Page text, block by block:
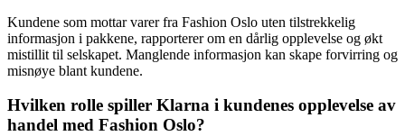
Kundene som mottar varer fra Fashion Oslo uten tilstrekkelig
informasjon i pakkene, rapporterer om en dårlig opplevelse og økt
mistillit til selskapet. Manglende informasjon kan skape forvirring og
misnøye blant kundene.
Hvilken rolle spiller Klarna i kundenes opplevelse av
handel med Fashion Oslo?